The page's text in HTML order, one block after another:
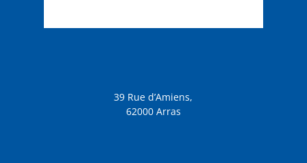
39 Rue d’Amiens,
62000 Arras